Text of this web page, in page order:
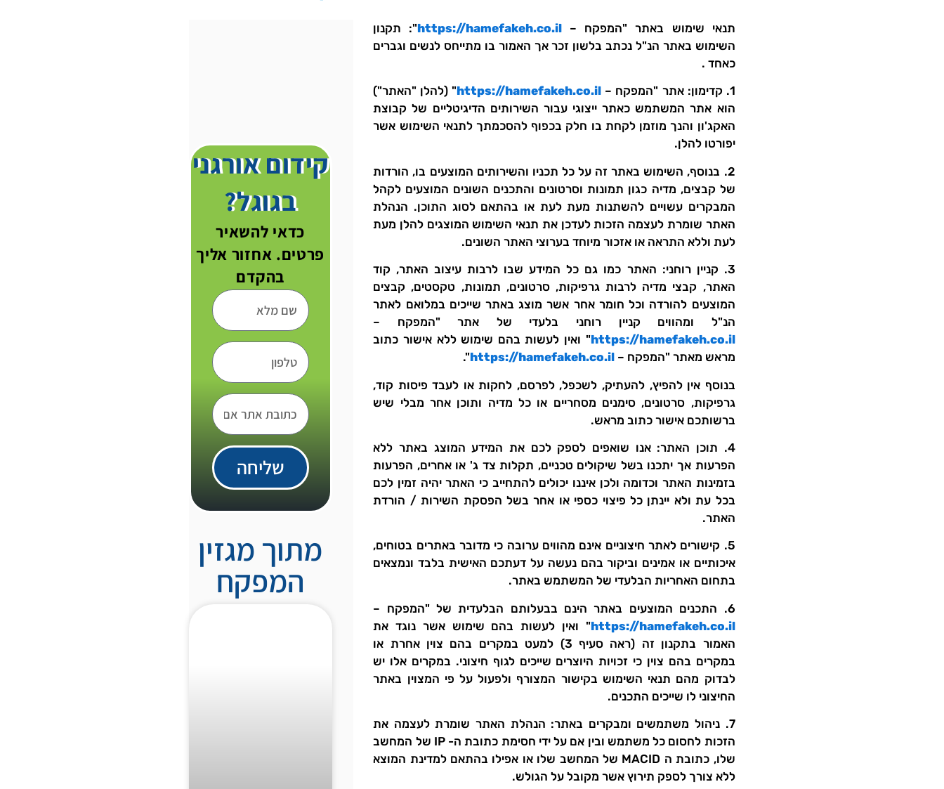
תנאי שימוש באתר "המפקח – https://hamefakeh.co.il": תקנון
השימוש באתר הנ"ל נכתב בלשון זכר אך האמור בו מתייחס לנשים וגברים
כאחד .
1. קדימון: אתר "המפקח –
https://hamefakeh.co.il" (להלן "האתר")
הוא אתר המשתמש כאתר ייצוגי עבור השירותים הדיגיטליים של קבוצת
האקג'ון והנך מוזמן לקחת בו חלק בכפוף להסכמתך לתנאי השימוש אשר
יפורטו להלן.
2. בנוסף, השימוש באתר זה על כל תכניו והשירותים המוצעים בו, הורדות
של קבצים, מדיה כגון תמונות וסרטונים והתכנים השונים המוצעים לקהל
המבקרים עשויים להשתנות מעת לעת או בהתאם לסוג התוכן. הנהלת
האתר שומרת לעצמה הזכות לעדכן את תנאי השימוש המוצגים להלן מעת
לעת וללא התראה או אזכור מיוחד בערוצי האתר השונים.
3. קניין רוחני: האתר כמו גם כל המידע שבו לרבות עיצוב האתר, קוד
האתר, קבצי מדיה לרבות גרפיקות, סרטונים, תמונות, טקסטים, קבצים
המוצעים להורדה וכל חומר אחר אשר מוצג באתר שייכים במלואם לאתר
הנ"ל ומהווים קניין רוחני בלעדי של אתר "המפקח –
https://hamefakeh.co.il" ואין לעשות בהם שימוש ללא אישור כתוב
מראש מאתר "המפקח –https://hamefakeh.co.il
".
בנוסף אין להפיץ, להעתיק, לשכפל, לפרסם, לחקות או לעבד פיסות קוד,
גרפיקות, סרטונים, סימנים מסחריים או כל מדיה ותוכן אחר מבלי שיש
ברשותכם אישור כתוב מראש.
4. תוכן האתר: אנו שואפים לספק לכם את המידע המוצג באתר ללא
הפרעות אך יתכנו בשל שיקולים טכניים, תקלות צד ג' או אחרים, הפרעות
בזמינות האתר וכדומה ולכן איננו יכולים להתחייב כי האתר יהיה זמין לכם
בכל עת ולא יינתן כל פיצוי כספי או אחר בשל הפסקת השירות / הורדת
האתר.
5. קישורים לאתר חיצוניים אינם מהווים ערובה כי מדובר באתרים בטוחים,
איכותיים או אמינים וביקור בהם נעשה על דעתכם האישית בלבד ונמצאים
בתחום האחריות הבלעדי של המשתמש באתר.
6. התכנים המוצעים באתר הינם בבעלותם הבלעדית של "המפקח –
https://hamefakeh.co.il" ואין לעשות בהם שימוש אשר נוגד את
האמור בתקנון זה (ראה סעיף 3) למעט במקרים בהם צוין אחרת או
במקרים בהם צוין כי זכויות היוצרים שייכים לגוף חיצוני. במקרים אלו יש
לבדוק מהם תנאי השימוש בקישור המצורף ולפעול על פי המצוין באתר
החיצוני לו שייכים התכנים.
7. ניהול משתמשים ומבקרים באתר: הנהלת האתר שומרת לעצמה את
הזכות לחסום כל משתמש ובין אם על ידי חסימת כתובת ה- IP של המחשב
שלו, כתובת ה MACID של המחשב שלו או אפילו בהתאם למדינת המוצא
ללא צורך לספק תירוץ אשר מקובל על הגולש.
קידום אורגני
בגוגל?
כדאי להשאיר
פרטים. אחזור אליך
בהקדם
שליחה
מתוך מגזין
המפקח